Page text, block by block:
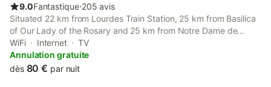
9.0Fantastique⋅205 avis
Situated 22 km from Lourdes Train Station, 25 km from Basilica
of Our Lady of the Rosary and 25 km from Notre Dame de
Lourdes Sanctuary, VANILLE CAFE CHOCOLAT features
accommodation located in Bagnères-de-Bigorre.
WiFi Internet
TV
Annulation gratuite
dès 80 € par nuit